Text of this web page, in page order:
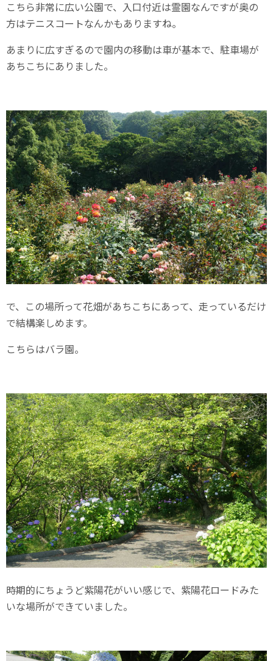
こちら非常に広い公園で、入口付近は霊園なんですが奥の
方はテニスコートなんかもありますね。
あまりに広すぎるので園内の移動は車が基本で、駐車場が
あちこちにありました。
で、この場所って花畑があちこちにあって、走っているだけ
で結構楽しめます。
こちらはバラ園。
時期的にちょうど紫陽花がいい感じで、紫陽花ロードみた
いな場所ができていました。